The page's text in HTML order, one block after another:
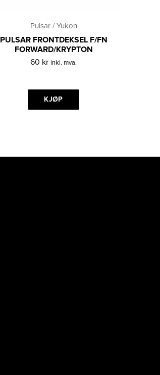
Pulsar / Yukon
PULSAR FRONTDEKSEL F/FN
FORWARD/KRYPTON
60 kr inkl. mva.
KJØP